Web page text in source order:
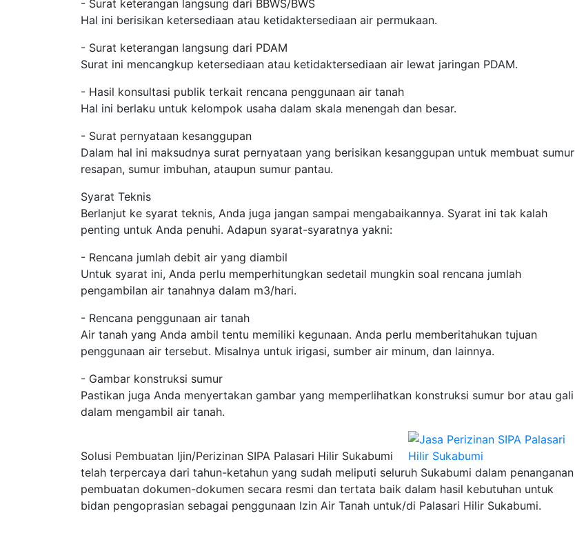
- Surat keterangan langsung dari BBWS/BWS
Hal ini berisikan ketersediaan atau ketidaktersediaan air permukaan.
- Surat keterangan langsung dari PDAM
Surat ini mencangkup ketersediaan atau ketidaktersediaan air lewat jaringan PDAM.
- Hasil konsultasi publik terkait rencana penggunaan air tanah
Hal ini berlaku untuk kelompok usaha dalam skala menengah dan besar.
- Surat pernyataan kesanggupan
Dalam hal ini maksudnya surat pernyataan yang berisikan kesanggupan untuk membuat sumur
resapan, sumur imbuhan, ataupun sumur pantau.
Syarat Teknis
Berlanjut ke syarat teknis, Anda juga jangan sampai mengabaikannya. Syarat ini tak kalah
penting untuk Anda penuhi. Adapun syarat-syaratnya yakni:
- Rencana jumlah debit air yang diambil
Untuk syarat ini, Anda perlu memperhitungkan sedetail mungkin soal rencana jumlah
pengambilan air tanahnya dalam m3/hari.
- Rencana penggunaan air tanah
Air tanah yang Anda ambil tentu memiliki kegunaan. Anda perlu memberitahukan tujuan
penggunaan air tersebut. Misalnya untuk irigasi, sumber air minum, dan lainnya.
- Gambar konstruksi sumur
Pastikan juga Anda menyertakan gambar yang memperlihatkan konstruksi sumur bor atau gali
dalam mengambil air tanah.
Solusi Pembuatan Ijin/Perizinan SIPA Palasari Hilir Sukabumi
telah terpercaya dari tahun-ketahun yang sudah meliputi seluruh Sukabumi dalam penanganan
pembuatan dokumen-dokumen secara resmi dan tertata baik dalam hasil kebutuhan untuk
bidan pengoprasian sebagai penggunaan Izin Air Tanah untuk/di Palasari Hilir Sukabumi.